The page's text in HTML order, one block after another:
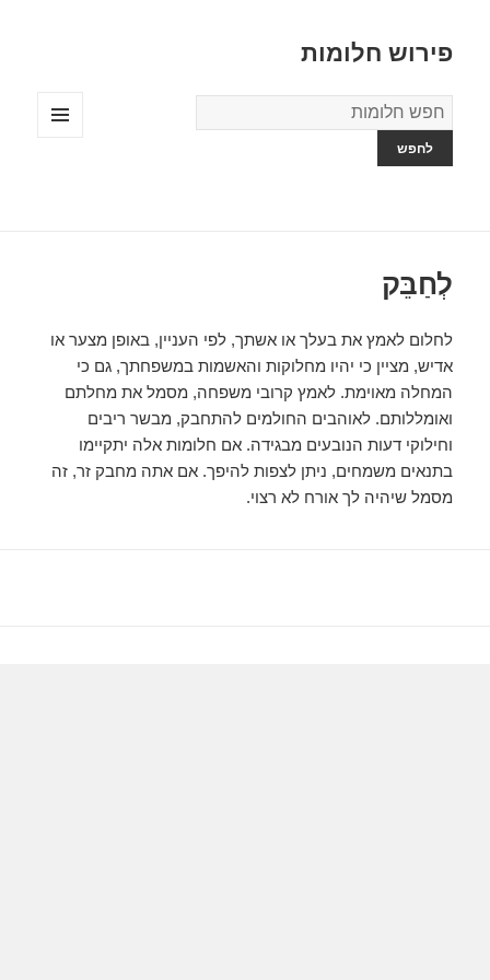
פירוש חלומות
מילון
החלומות
לְחַבֵּק
לחלום לאמץ את בעלך או אשתך, לפי העניין, באופן מצער או
אדיש, ​​מציין כי יהיו מחלוקות והאשמות במשפחתך, גם כי
המחלה מאוימת. לאמץ קרובי משפחה, מסמל את מחלתם
ואומללותם. לאוהבים החולמים להתחבק, מבשר ריבים
וחילוקי דעות הנובעים מבגידה. אם חלומות אלה יתקיימו
בתנאים משמחים, ניתן לצפות להיפך. אם אתה מחבק זר, זה
מסמל שיהיה לך אורח לא רצוי.